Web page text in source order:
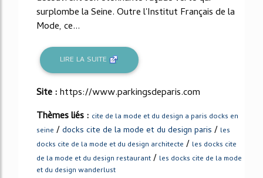
surplombe la Seine. Outre l'Institut Français de la
Mode, ce...
LIRE LA SUITE
Site :https://www.parkingsdeparis.com
Thèmes liés : cite de la mode et du design a paris docks en
seine /docks cite de la mode et du design paris / les
docks cite de la mode et du design architecte / les docks cite
de la mode et du design restaurant / les docks cite de la mode
et du design wanderlust